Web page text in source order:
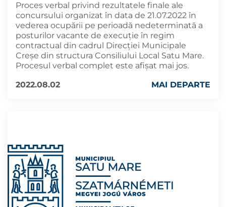
Proces verbal privind rezultatele finale ale
concursului organizat în data de 21.07.2022 în
vederea ocupării pe perioadă nedeterminată a
posturilor vacante de execuție în regim
contractual din cadrul Direcției Municipale
Creșe din structura Consiliului Local Satu Mare.
Procesul verbal complet este afișat mai jos.
2022.08.02
MAI DEPARTE